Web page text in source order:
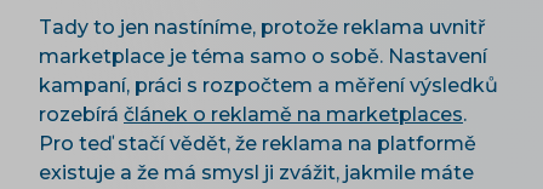
Tady to jen nastíníme, protože reklama uvnitř
marketplace je téma samo o sobě. Nastavení
kampaní, práci s rozpočtem a měření výsledků
rozebírá článek o reklamě na marketplaces.
Pro teď stačí vědět, že reklama na platformě
existuje a že má smysl ji zvážit, jakmile máte